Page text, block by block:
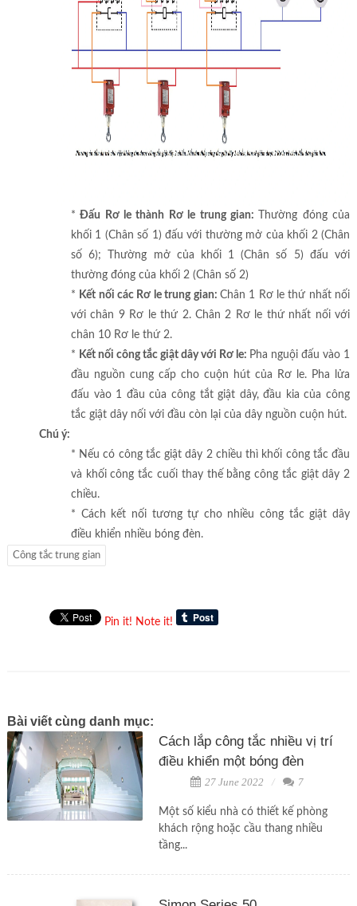
* Đấu Rơ le thành Rơ le trung gian:
Thường đóng của
khối 1 (Chân số 1) đấu với thường mở của khối 2 (Chân
số 6); Thường mở của khối 1 (Chân số 5) đấu với
thường đóng của khối 2 (Chân số 2)
* Kết nối các Rơ le trung gian: Chân 1 Rơ le thứ nhất nối
với chân 9 Rơ le thứ 2. Chân 2 Rơ le thứ nhất nối với
chân 10 Rơ le thứ 2.
* Kết nối công tắc giật dây với Rơ le: Pha nguội đấu vào 1
đầu nguồn cung cấp cho cuộn hút của Rơ le. Pha lửa
đấu vào 1 đầu của công tắt giật dây, đầu kia của công
tắc giật dây nối với đầu còn lại của dây nguồn cuộn hút.
Chú ý:
* Nếu có công tắc giật dây 2 chiều thì khối công tắc đầu
và khối công tắc cuối thay thế bằng công tắc giật dây 2
chiều.
* Cách kết nối tương tự cho nhiều công tắc giật dây
điều khiển nhiều bóng đèn.
Công tắc trung gian
Pin it! Note it!
Bài viết cùng danh mục:
Cách lắp công tắc nhiều vị trí
điều khiển một bóng đèn
27 June 2022 7
Một số kiểu nhà có thiết kế phòng
khách rộng hoặc cầu thang nhiều
tầng...